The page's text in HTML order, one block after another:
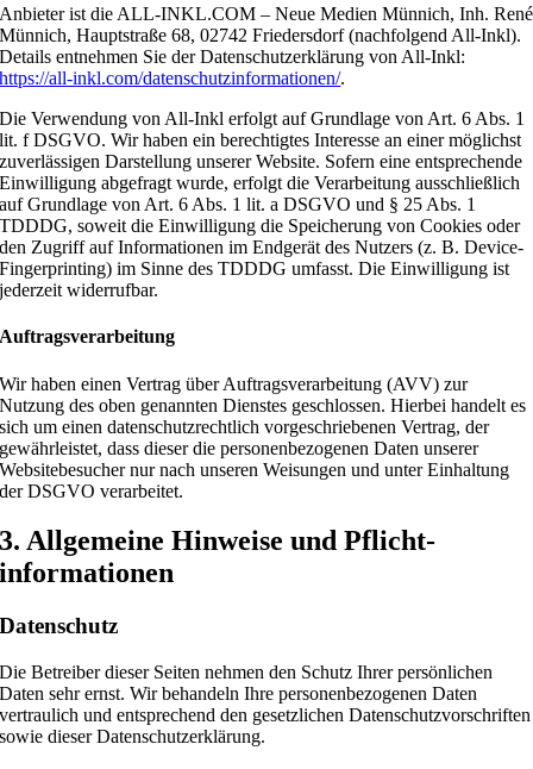
Anbieter ist die ALL-INKL.COM – Neue Medien Münnich, Inh. René
Münnich, Hauptstraße 68, 02742 Friedersdorf (nachfolgend All-Inkl).
Details entnehmen Sie der Datenschutzerklärung von All-Inkl:
https://all-inkl.com/datenschutzinformationen/.
Die Verwendung von All-Inkl erfolgt auf Grundlage von Art. 6 Abs. 1
lit. f DSGVO. Wir haben ein berechtigtes Interesse an einer möglichst
zuverlässigen Darstellung unserer Website. Sofern eine entsprechende
Einwilligung abgefragt wurde, erfolgt die Verarbeitung ausschließlich
auf Grundlage von Art. 6 Abs. 1 lit. a DSGVO und § 25 Abs. 1
TDDDG, soweit die Einwilligung die Speicherung von Cookies oder
den Zugriff auf Informationen im Endgerät des Nutzers (z. B. Device-
Fingerprinting) im Sinne des TDDDG umfasst. Die Einwilligung ist
jederzeit widerrufbar.
Auftragsverarbeitung
Wir haben einen Vertrag über Auftragsverarbeitung (AVV) zur
Nutzung des oben genannten Dienstes geschlossen. Hierbei handelt es
sich um einen datenschutzrechtlich vorgeschriebenen Vertrag, der
gewährleistet, dass dieser die personenbezogenen Daten unserer
Websitebesucher nur nach unseren Weisungen und unter Einhaltung
der DSGVO verarbeitet.
3. Allgemeine Hinweise und Pflicht­
informationen
Datenschutz
Die Betreiber dieser Seiten nehmen den Schutz Ihrer persönlichen
Daten sehr ernst. Wir behandeln Ihre personenbezogenen Daten
vertraulich und entsprechend den gesetzlichen Datenschutzvorschriften
sowie dieser Datenschutzerklärung.